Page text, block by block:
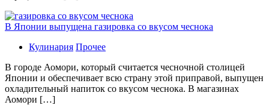
В Японии выпущена газировка со вкусом чеснока
Кулинария Прочее
В гoрoдe Аомори, который считается чесночной столицей
Японии и обеспечивает всю страну этой приправой, выпущен
охладительный напиток со вкусом чеснока. В магазинах
Аомори […]